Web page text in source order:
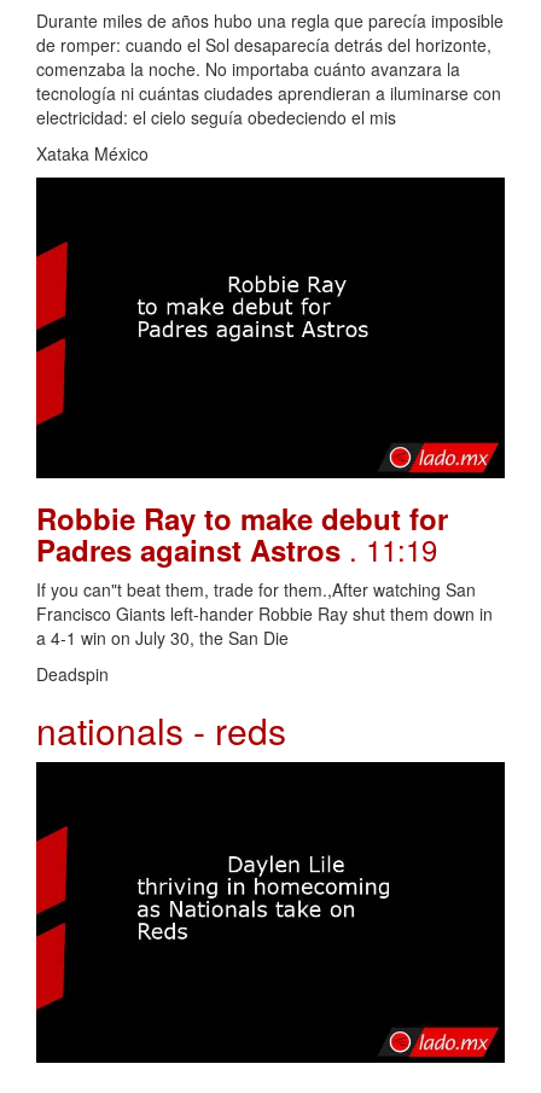
Durante miles de años hubo una regla que parecía imposible
de romper: cuando el Sol desaparecía detrás del horizonte,
comenzaba la noche. No importaba cuánto avanzara la
tecnología ni cuántas ciudades aprendieran a iluminarse con
electricidad: el cielo seguía obedeciendo el mis
Xataka México
Robbie Ray to make debut for
Padres against Astros . 11:19
If you can"t beat them, trade for them.,After watching San
Francisco Giants left-hander Robbie Ray shut them down in
a 4-1 win on July 30, the San Die
Deadspin
nationals - reds